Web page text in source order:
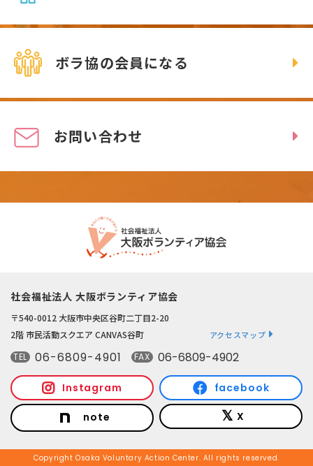
ボラ協の会員になる
お問い合わせ
社会福祉法人 大阪ボランティア協会
〒540-0012 大阪市中央区谷町二丁目2-20
2階 市民活動スクエア CANVAS谷町
アクセスマップ
TEL 06-6809-4901 FAX 06-6809-4902
Instagram facebook
note X
Copyright Osaka Voluntary Action Center. All rights reserved.